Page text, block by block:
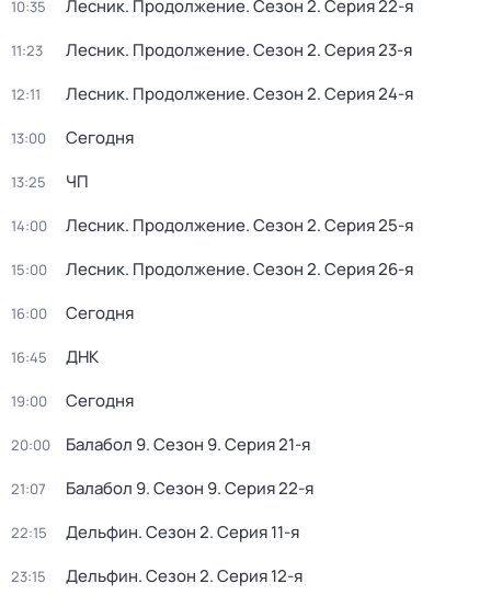
10:35 Лесник. Продолжение. Сезон 2. Серия 22-я
11:23 Лесник. Продолжение. Сезон 2. Серия 23-я
12:11 Лесник. Продолжение. Сезон 2. Серия 24-я
13:00 Сегодня
13:25 ЧП
14:00 Лесник. Продолжение. Сезон 2. Серия 25-я
15:00 Лесник. Продолжение. Сезон 2. Серия 26-я
16:00 Сегодня
16:45 ДНК
19:00 Сегодня
20:00 Балабол 9. Сезон 9. Серия 21-я
21:07 Балабол 9. Сезон 9. Серия 22-я
22:15 Дельфин. Сезон 2. Серия 11-я
23:15 Дельфин. Сезон 2. Серия 12-я